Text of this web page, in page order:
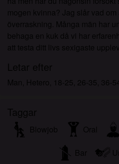
mogen kvinna? Jag slår vad
överraskning. Många män har
behaga en kuk då vi har
att testa ditt livs sexigaste
Letar efter
Man, Hetero, 18-25, 26-35, 36-
Taggar
Blowjob Oral
Bar